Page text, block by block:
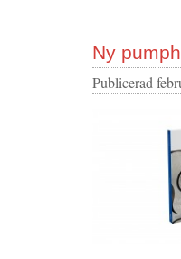
Ny
Publicerad